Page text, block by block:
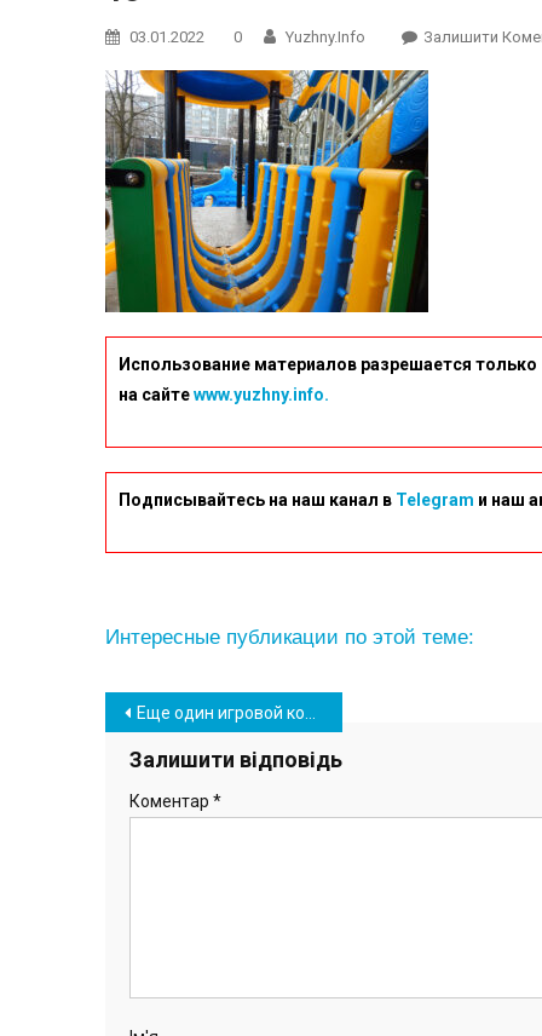
03.01.2022 0 Yuzhny.info Залишити
Использование материалов разрешается
на сайтеwww.yuzhny.info.
Подписывайтесь на наш канал в Telegram и наш
Интересные публикации по этой теме:
Навігація
записів
Еще один игровой комплекс для детей смонтировали в Южном (фото)
Залишити відповідь
Коментар *